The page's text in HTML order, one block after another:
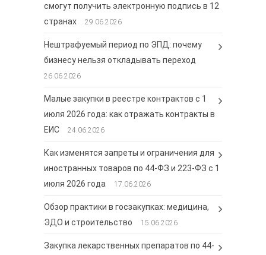
смогут получить электронную подпись в 12
странах
29.06.2026
Нештрафуемый период по ЭПД: почему
бизнесу нельзя откладывать переход
26.06.2026
Малые закупки в реестре контрактов с 1
июля 2026 года: как отражать контракты в
ЕИС
24.06.2026
Как изменятся запреты и ограничения для
иностранных товаров по 44-ФЗ и 223-ФЗ с 1
июля 2026 года
17.06.2026
Обзор практики в госзакупках: медицина,
ЭДО и строительство
15.06.2026
Закупка лекарственных препаратов по 44-